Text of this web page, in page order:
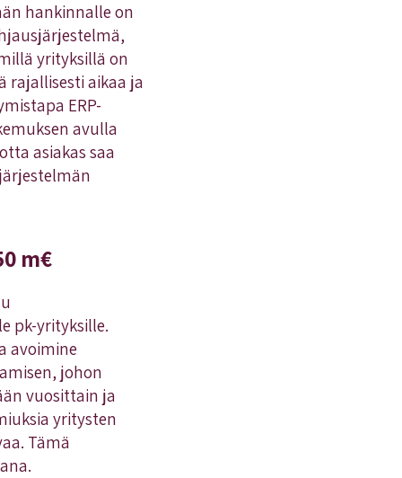
hankinnalle on
yrityksillä on
rajallisesti aikaa ja
ERP-
avulla
asiakas saa
m€
pk-yrityksille.
avoimine
johon
vuosittain ja
yritysten
Tämä